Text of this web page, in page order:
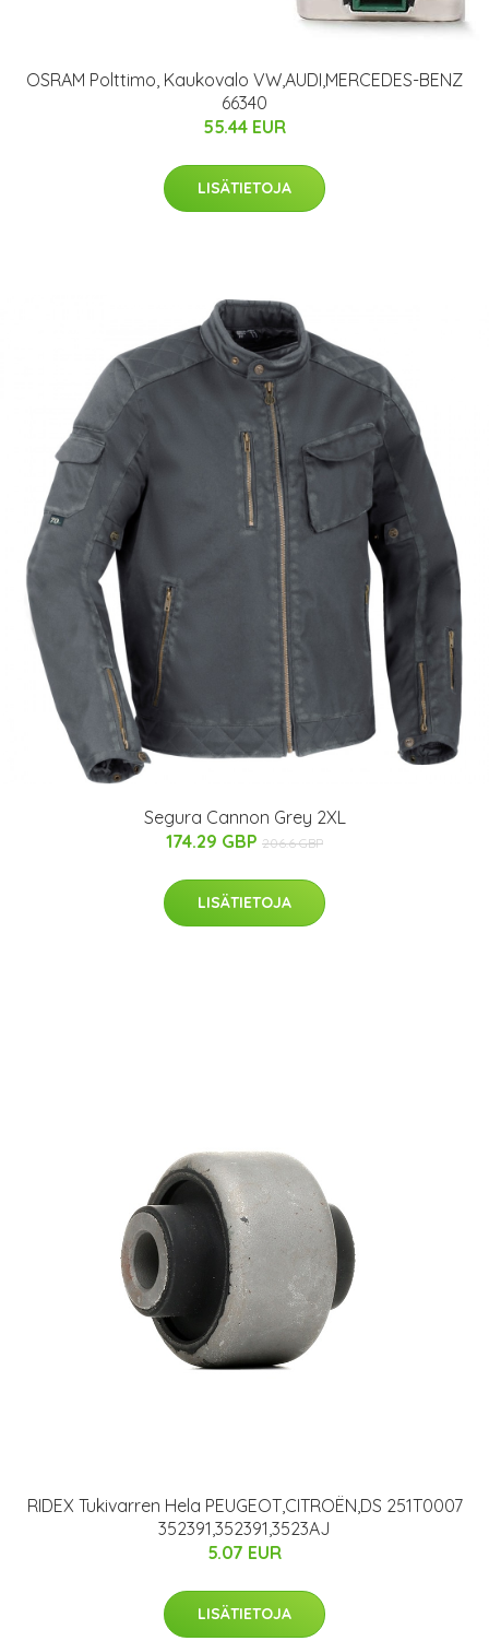
OSRAM Polttimo, Kaukovalo VW,AUDI,MERCEDES-BENZ
66340
55.44 EUR
LISÄTIETOJA
Segura Cannon Grey 2XL
174.29 GBP 206.6 GBP
LISÄTIETOJA
RIDEX Tukivarren Hela PEUGEOT,CITROËN,DS 251T0007
352391,352391,3523AJ
5.07 EUR
LISÄTIETOJA